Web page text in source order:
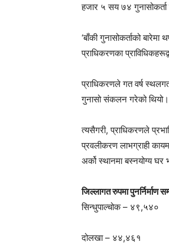
हजार ५ सय ७४
‘बाँकी गुनासोकर्ताको
प्राधिकरणका
प्राधिकरणले गत वर्ष
गुनासो संकलन गरेको थियो।
त्यसैगरी, प्राधिकरणले
प्रवलीकरण लाभग्राही
अर्को स्थानमा बस्नयोग्य
जिल्लागत रुपमा पुनर्निर्माण
सिन्धुपाल्चोक – ४९,५४०
दोलखा – ४४,४६१